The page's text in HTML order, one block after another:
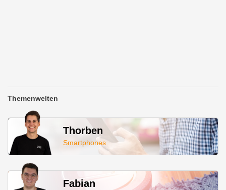
Themenwelten
Thorben
Smartphones
Fabian